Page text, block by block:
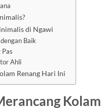
di Ngawi
Baik
Ahli
Renang Hari Ini
Kolam